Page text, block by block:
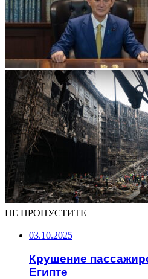
НЕ ПРОПУСТИТЕ
03.10.2025
Крушение
Египте